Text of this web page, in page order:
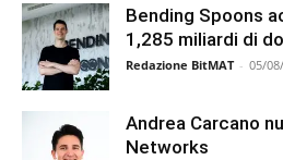
Bending Spoons
1,285 miliardi di
Redazione BitMAT - 05/
Andrea Carcano
Networks